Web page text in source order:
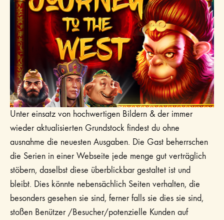
Unter einsatz von hochwertigen Bildern & der immer
wieder aktualisierten Grundstock findest du ohne
ausnahme die neuesten Ausgaben. Die Gast beherrschen
die Serien in einer Webseite jede menge gut verträglich
stöbern, daselbst diese überblickbar gestaltet ist und
bleibt. Dies könnte nebensächlich Seiten verhalten, die
besonders gesehen sie sind, ferner falls sie dies sie sind,
stoßen Benützer /Besucher/potenzielle Kunden auf